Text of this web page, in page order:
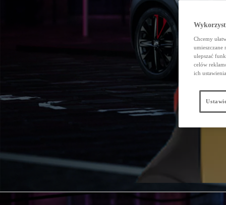
Chcemy
ulepszać
celów
ich